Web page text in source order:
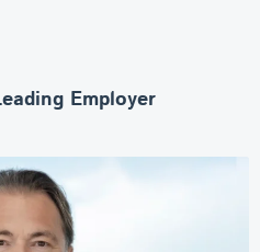
Employer